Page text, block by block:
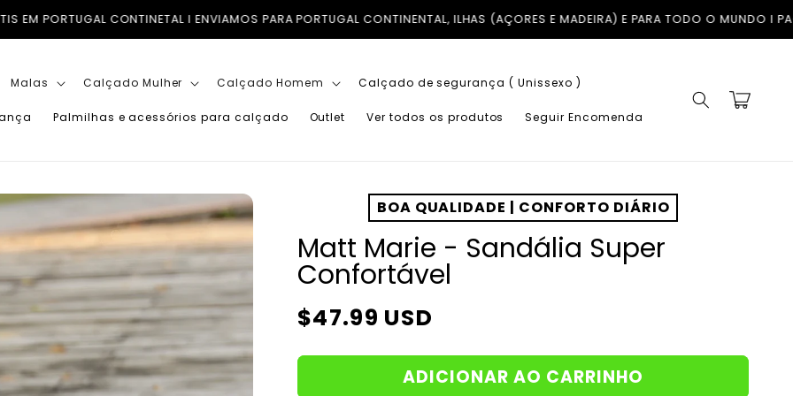
PORTUGAL CONTINENTAL, ILHAS (AÇORES E MADEIRA) E PARA TODO O MUNDO I PAGUE EM ATÉ 3X COM A KLARNA SEM JUROS
Malas Calçado Mulher Calçado Homem Calçado de segurança ( Unissexo )
Palmilhas e acessórios para calçado Outlet Ver todos os produtos Seguir Encomenda
Carrinho
BOA QUALIDADE | CONFORTO DIÁRIO
Matt Marie - Sandália Super
Confortável
Preço
$47.99 USD
ADICIONAR AO CARRINHO